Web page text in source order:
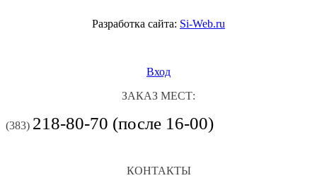
Разработка сайта: Si-Web.ru
Вход
ЗАКАЗ МЕСТ:
(383) 218-80-70 (после 16-00)
КОНТАКТЫ